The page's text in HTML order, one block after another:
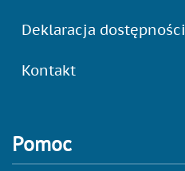
Deklaracja dostępności
Kontakt
Pomoc